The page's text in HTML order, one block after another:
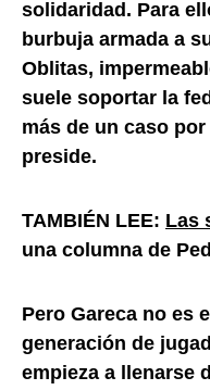
solidaridad. Para
burbuja armada a
Oblitas,
suele soportar la
más de un caso
preside.
TAMBIÉN LEE: Las
una columna de
Pero Gareca no es
generación de
empieza a llenarse